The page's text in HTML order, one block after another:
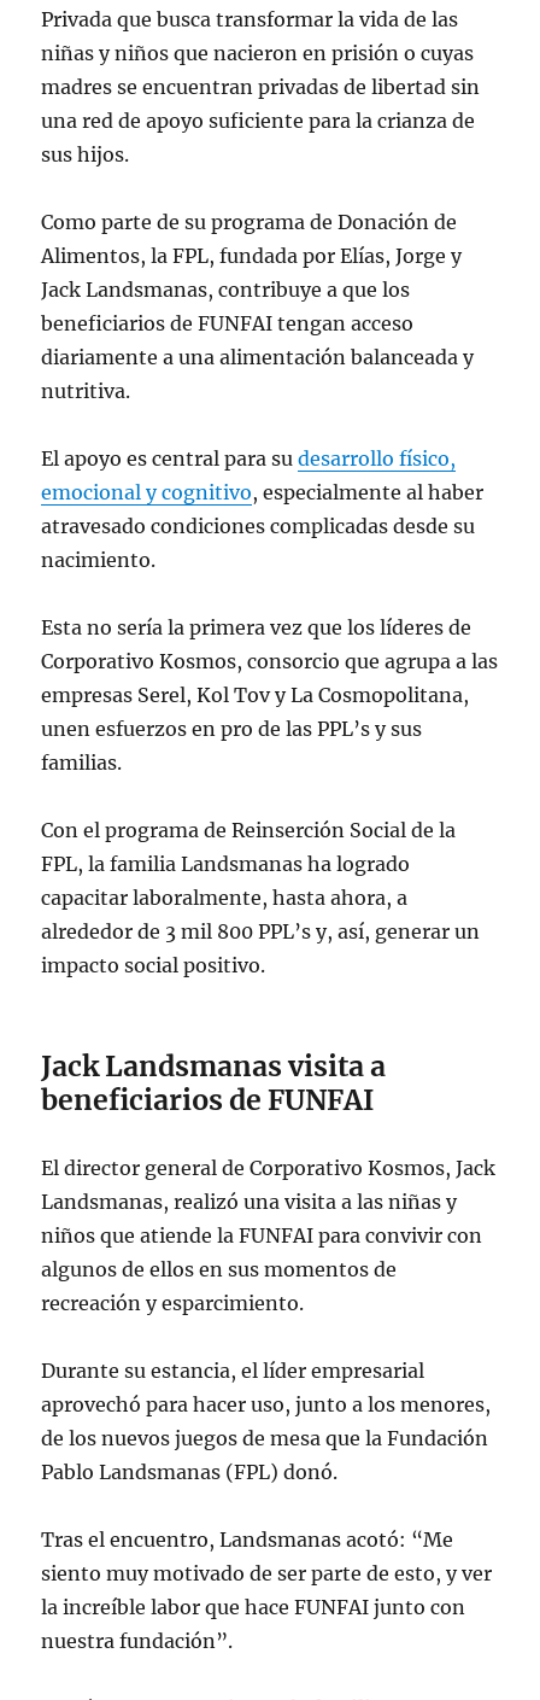
Privada que busca transformar la vida de las
niñas y niños que nacieron en prisión o cuyas
madres se encuentran privadas de libertad sin
una red de apoyo suficiente para la crianza de
sus hijos.
Como parte de su programa de Donación de
Alimentos, la FPL, fundada por Elías, Jorge y
Jack Landsmanas, contribuye a que los
beneficiarios de FUNFAI tengan acceso
diariamente a una alimentación balanceada y
nutritiva.
El apoyo es central para sudesarrollo físico,
emocional y cognitivo, especialmente al haber
atravesado condiciones complicadas desde su
nacimiento.
Esta no sería la primera vez que los líderes de
Corporativo Kosmos, consorcio que agrupa a las
empresas Serel, Kol Tov y La Cosmopolitana,
unen esfuerzos en pro de las PPL’s y sus
familias.
Con el programa de Reinserción Social de la
FPL, la familia Landsmanas ha logrado
capacitar laboralmente, hasta ahora, a
alrededor de 3 mil 800 PPL’s y, así, generar un
impacto social positivo.
Jack Landsmanas visita a
beneficiarios de FUNFAI
El director general de Corporativo Kosmos, Jack
Landsmanas, realizó una visita a las niñas y
niños que atiende la FUNFAI para convivir con
algunos de ellos en sus momentos de
recreación y esparcimiento.
Durante su estancia, el líder empresarial
aprovechó para hacer uso, junto a los menores,
de los nuevos juegos de mesa que la Fundación
Pablo Landsmanas (FPL) donó.
Tras el encuentro, Landsmanas acotó: “Me
siento muy motivado de ser parte de esto, y ver
la increíble labor que hace FUNFAI junto con
nuestra fundación”.